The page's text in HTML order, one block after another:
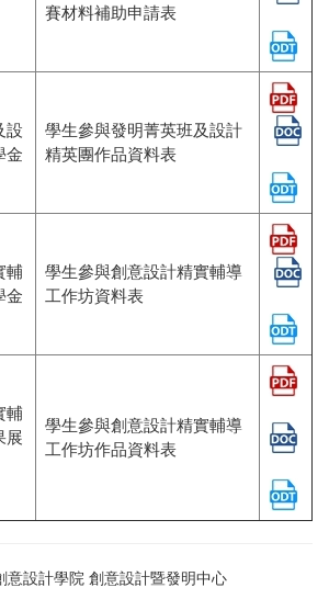
賽材料補助申請表
設
金
學生參與發明菁英班及設計
精英團作品資料表
輔
金
學生參與創意設計精實輔導
工作坊資料表
輔
展
學生參與創意設計精實輔導
工作坊作品資料表
意設計學院 創意設計暨發明中心